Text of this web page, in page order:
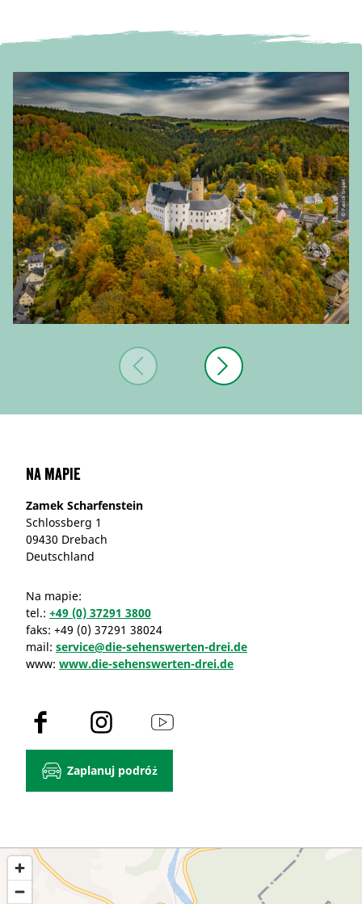
© Patrick Engert
Na mapie
Zamek Scharfenstein
Schlossberg 1
09430 Drebach
Deutschland
Na mapie:
tel.: +49 (0) 37291 3800
faks: +49 (0) 37291 38024
mail: service@die-sehenswerten-drei.de
www: www.die-sehenswerten-drei.de
F
e
o
k
I
s
t
r
m
Y
u
T
e
Zaplanuj podróż